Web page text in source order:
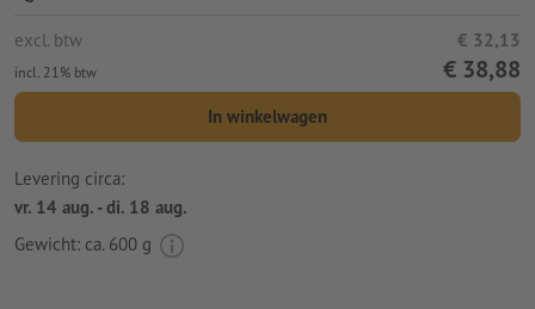
excl. btw € 32,13
incl. 21% btw € 38,88
In winkelwagen
Levering circa:
vr. 14 aug. - di. 18 aug.
Gewicht: ca. 600 g